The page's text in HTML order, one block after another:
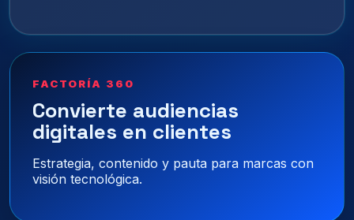
FACTORÍA 360
Convierte audiencias
digitales en clientes
Estrategia, contenido y pauta para marcas con
visión tecnológica.